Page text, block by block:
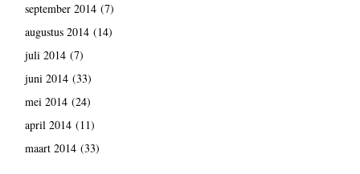
september 2014(7)
augustus 2014(14)
juli 2014(7)
juni 2014(33)
mei 2014(24)
april 2014(11)
maart 2014(33)